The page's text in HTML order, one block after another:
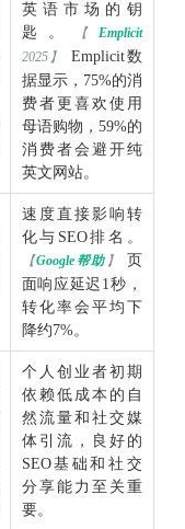
英语市场的钥
匙。
【 Emplicit
2025】
Emplicit数
据显示，75%的消
费者更喜欢使用
母语购物，59%的
消费者会避开纯
英文网站。
速度直接影响转
化与SEO排名。
【Google帮助 】
页
面响应延迟1秒，
转化率会平均下
降约7%。
个人创业者初期
依赖低成本的自
然流量和社交媒
体引流，良好的
SEO基础和社交
分享能力至关重
要。